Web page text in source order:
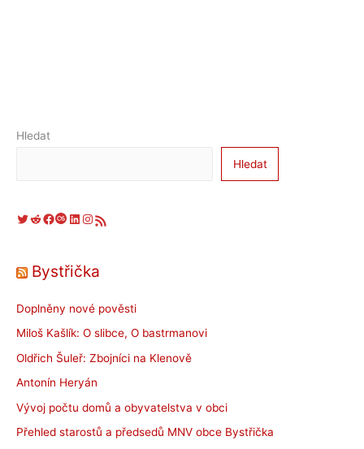
Hledat
Hledat
Twitter Reddit Facebook Last.fm LinkedIn Instagram RSS zdroj
Bystřička
Doplněny nové pověsti
Miloš Kašlík: O slibce, O bastrmanovi
Oldřich Šuleř: Zbojníci na Klenově
Antonín Heryán
Vývoj počtu domů a obyvatelstva v obci
Přehled starostů a předsedů MNV obce Bystřička